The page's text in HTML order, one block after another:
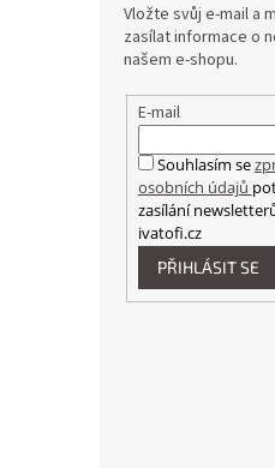
Vložte svůj e-mail a
zasílat informace o
našem e-shopu.
E-mail
Souhlasím se
osobních údajů
zasílání
ivatofi.cz
PŘIHLÁSIT SE